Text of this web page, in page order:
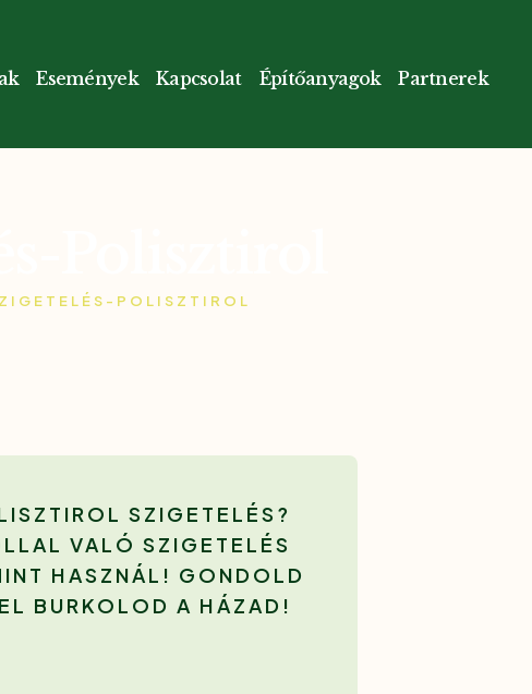
Események Kapcsolat Építőanyagok Partnerek
POLISZTIROL
SZIGETELÉS?
VALÓ SZIGETELÉS
HASZNÁL! GONDOLD
BURKOLOD A HÁZAD!